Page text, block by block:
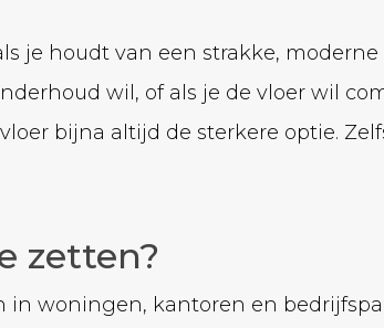
je houdt van een strakke,
wil, of als je de vloer wil
bijna altijd de sterkere optie.
zetten?
in woningen, kantoren en